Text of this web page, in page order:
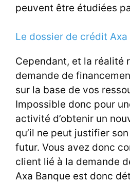
peuvent être étudiées
Le dossier de crédit Axa
Cependant, et la réalité
demande de
sur la base de vos
Impossible donc pour
activité d’obtenir un
qu’il ne peut justifier
futur. Vous avez donc
client lié à la demande
Axa Banque est donc